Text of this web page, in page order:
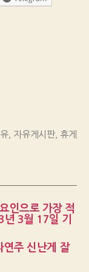
, 자유게시판, 휴게
인으로 가장 적
년 3월 17일 기
연주 신난게 잘